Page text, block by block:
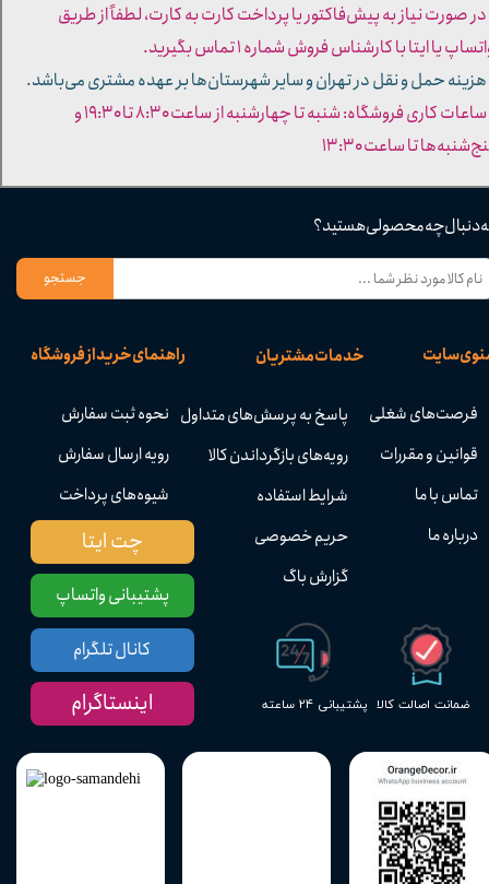
پشتیبانی ۲۴ ساعته ضمانت اصالت کالا
راهنمای خرید از فروشگاه
نحوه ثبت سفارش
رویه ارسال سفارش
شیوه‌های پرداخت
خدمات مشتریان
پاسخ به پرسش‌های متداول
رویه‌های بازگرداندن کالا
شرایط استفاده
حریم خصوصی
گزارش باگ
سایت
فرصت‌های شغلی
قوانین و مقررات
تماس با ما
درباره ما
دنبال چه محصولی هستید؟
جستجو
پشتیبانی واتساپ
چت ایتا
کانال تلگرام
اینستاگرام
صورت نیاز به پیش‌فاکتور یا پرداخت کارت به کارت، لطفاً از طریق
یا ایتا با کارشناس فروش شماره ۱ تماس بگیرید.
حمل و نقل در تهران و سایر شهرستان‌ها بر عهده مشتری می‌باشد.
- ساعات کاری فروشگاه: شنبه تا چهارشنبه از ساعت ۸:۳۰ تا ۱۹:۳۰ و
تا ساعت ۱۳:۳۰​​​​​​​